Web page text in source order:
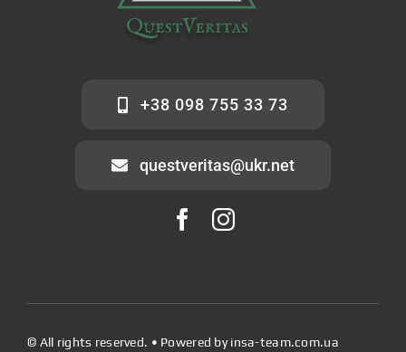
+38 098 755 33 73
questveritas@ukr.net
© All rights reserved. • Powered byinsa-team.com.ua